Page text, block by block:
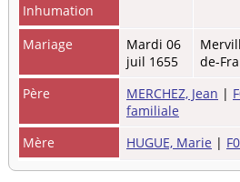
Inhumation
Mariage
Mardi 06
juil 1655
de-
Père
MERCHEZ, Jean |
familiale
Mère
HUGUE, Marie |